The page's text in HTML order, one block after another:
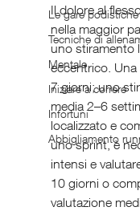
Le gare
Tecniche di
Mentale
Iniziare a correre
Infortuni
Abbigliamento
Il dolore al
nella maggior
uno stiramento
eccentrico.
7 giorni; uno
media 2–6
localizzato e
uno sprint, è
intensi e
10 giorni o
valutazione